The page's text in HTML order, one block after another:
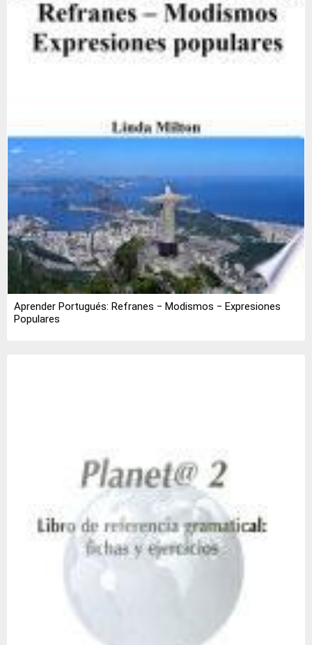
Aprender Portugués: Refranes ‒ Modismos ‒ Expresiones
Populares